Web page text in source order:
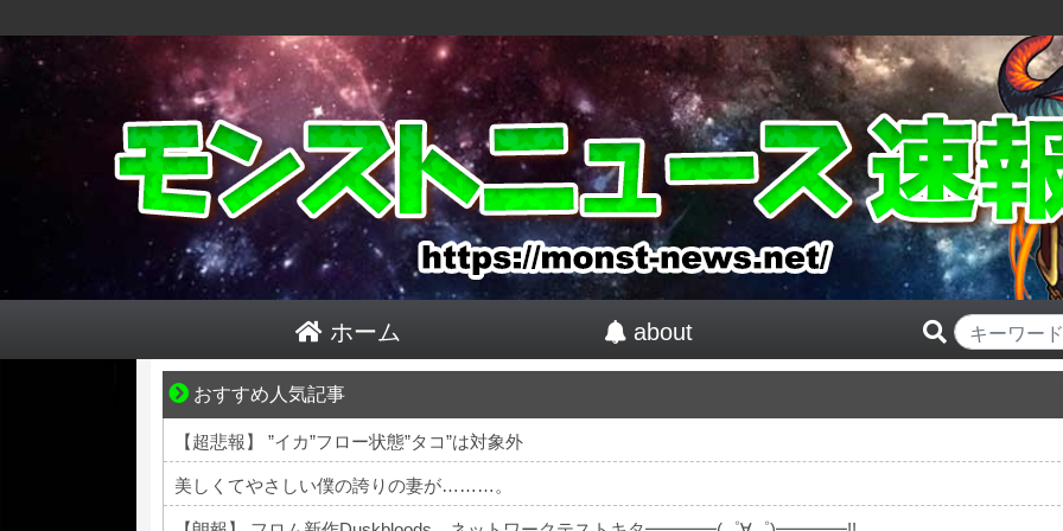
ホーム about
おすすめ人気記事
結婚生活の「当たり前」が壊れる瞬間
【超悲報】 ”イカ”フロー状態”タコ”は対象外
美しくてやさしい僕の誇りの妻が………。